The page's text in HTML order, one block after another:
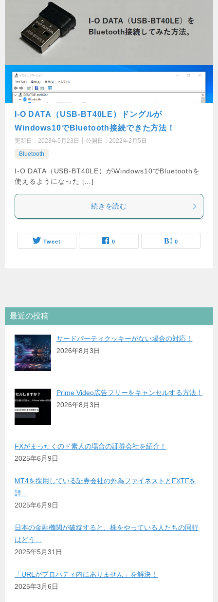
I-O DATA（USB-BT40LE）ドングルが
Windows10でBluetooth接続できた方法！
更新日： 2023年5月23日 公開日： 2022年2月5日
Bluetooth
I-O DATA（USB-BT40LE）がWindows10でBluetoothを
使えるようになった […]
続きを読む
Tweet 0 0
最近の投稿
サードパーティクッキーがない場合の対応！
2026年8月3日
Prime Video広告フリーをキャンセルする方法！
2026年8月3日
FXがまったくのド素人の場合の証券会社を紹介！
2025年6月9日
MT4を採用している証券会社の外為ファイネストとFXTFを
詳…
2025年6月9日
日本の金融機関が破綻すると、株をやっている人たちの同行
はどう…
2025年5月31日
「URLがプロパティ内にありません」を解決！
2025年3月6日